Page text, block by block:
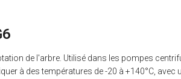
de l'arbre. Utilisé dans les pompes
à des températures de -20 à +140°C, avec